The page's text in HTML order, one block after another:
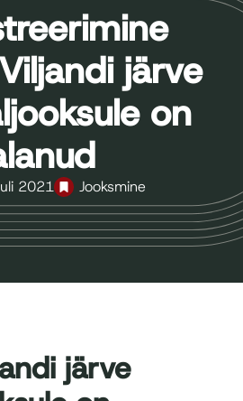
järve
on
2021 Jooksmine
järve